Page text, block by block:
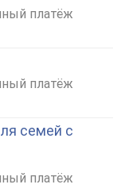
платёж
платёж
семей с
платёж